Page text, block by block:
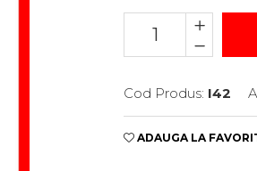
Cod Produs: I42
ADAUGA LA